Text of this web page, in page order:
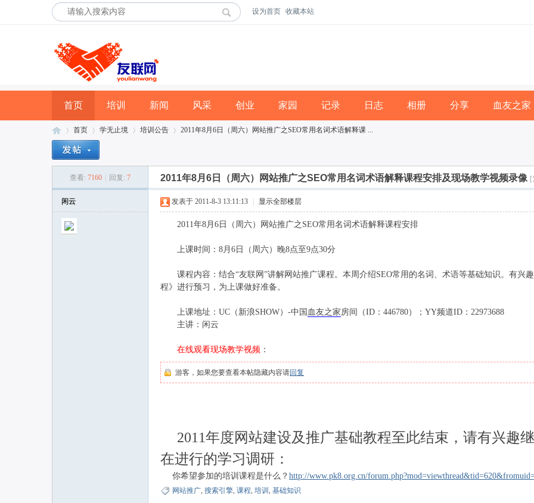
设为首页 收藏本站
首页 培训 新闻 风采 创业 家园 记录 日志 相册 分享 血友之家
首页
›
学无止境
›
培训公告
›
2011年8月6日（周六）网站推广之SEO常用名词术语解释课 ...
查看: 7160 回复: 7 2011年8月6日（周六）网站推广之SEO常用名词术语解释课程安排及现场教学视频录像
闲云 发表于 2011-8-3 13:11:13 显示全部楼层
2011年8月6日（周六）网站推广之SEO常用名词术语解释课程安排
上课时间：8月6日（周六）晚8点至9点30分
课程内容：结合“友联网”讲解网站推广课程。本周介绍SEO常用的名词、术语等基础知识。有兴
程》进行预习，为上课做好准备。
上课地址：UC（新浪SHOW）-中国 血友之家房间（ID：446780）；YY频道ID：22973688
主讲：闲云
在线观看现场教学视频 ：
游客，如果您要查看本帖隐藏内容请回复
2011年度网站建设及推广基础教程至此结束，请有兴趣
在进行的学习调研：
你希望参加的培训课程是什么？ http://www.pk8.org.cn/
网站推广, 搜索引擎, 课程, 培训 , 基础知识